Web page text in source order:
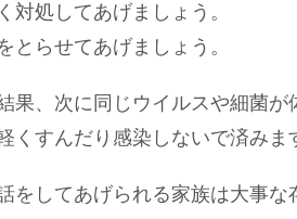
対処してあげましょう。
とらせてあげましょう。
果、次に同じウイルスや細菌が
すんだり感染しないで済みま
をしてあげられる家族は大事な